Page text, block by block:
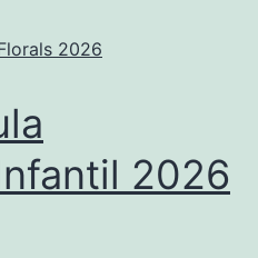
2026
2026